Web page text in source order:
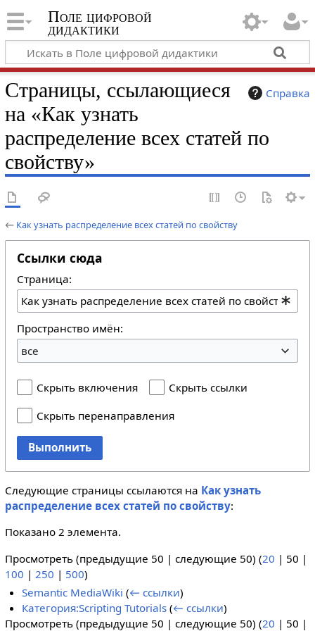
Поле цифровой
дидактики
Справка
Страницы, ссылающиеся
на «Как узнать
распределение всех статей по
свойству»
← Как узнать распределение всех статей по свойству
Ссылки сюда
Страница:
Пространство имён:
все
Скрыть включения
Скрыть ссылки
Скрыть перенаправления
Выполнить
Следующие страницы ссылаются на Как узнать
распределение всех статей по свойству:
Показано 2 элемента.
Просмотреть (предыдущие 50 | следующие 50) (20 | 50 |
100 | 250 | 500)
Semantic MediaWiki (← ссылки)
Категория:Scripting Tutorials (← ссылки)
Просмотреть (предыдущие 50 | следующие 50) (20 | 50 |